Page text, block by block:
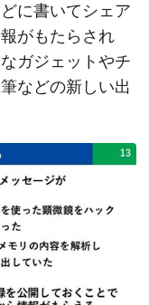
に書いてシェア
がもたらされ
ガジェットやチ
などの新しい出